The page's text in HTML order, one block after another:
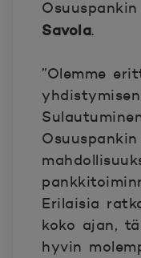
Savola.
”Olemme
Erilaisia
koko ajan,
hyvin